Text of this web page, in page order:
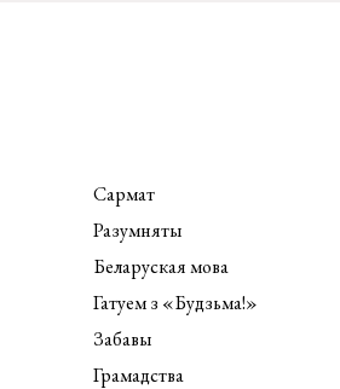
Сармат
Разумняты
Беларуская мова
Гатуем з «Будзьма!»
Забавы
Грамадства